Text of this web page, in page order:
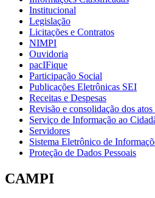
Institucional
Legislação
Licitações e Contratos
NIMPI
Ouvidoria
pacIFique
Participação Social
Publicações Eletrônicas SEI
Receitas e Despesas
Revisão e consolidação dos
Serviço de Informação ao
Servidores
Sistema Eletrônico de
Proteção de Dados Pessoais
CAMPI